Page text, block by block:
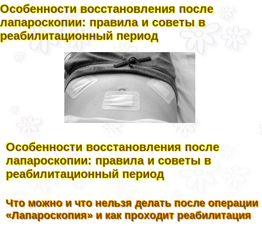
Особенности восстановления после
лапароскопии: правила и советы в
реабилитационный период
Особенности восстановления после
лапароскопии: правила и советы в
реабилитационный период
Что можно и что нельзя делать после операции
«Лапароскопия» и как проходит реабилитация